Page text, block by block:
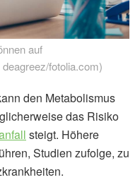
auf
fotolia.com)
den Metabolismus
das Risiko
steigt. Höhere
Studien zufolge, zu